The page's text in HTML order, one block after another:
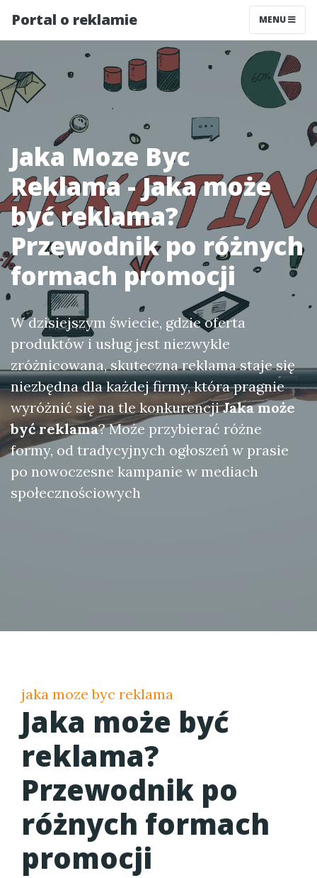
Portal o reklamie MENU
Jaka Moze Byc
Reklama - Jaka może
być reklama?
Przewodnik po różnych
formach promocji
W dzisiejszym świecie, gdzie oferta
produktów i usług jest niezwykle
zróżnicowana, skuteczna reklama staje się
niezbędna dla każdej firmy, która pragnie
wyróżnić się na tle konkurencjiJaka może
być reklama? Może przybierać różne
formy, od tradycyjnych ogłoszeń w prasie
po nowoczesne kampanie w mediach
społecznościowych
jaka moze byc reklama
Jaka może być
reklama?
Przewodnik po
różnych formach
promocji